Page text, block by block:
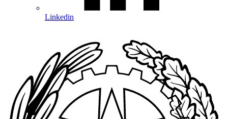
Linkedin